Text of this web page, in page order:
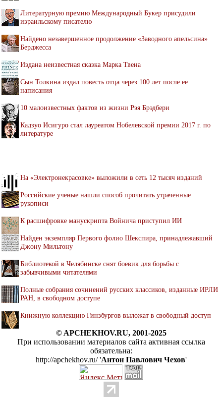
Литературную премию Международный Букер присудили
израильскому писателю
Найдено незавершенное продолжение «Заводного апельсина»
Берджесса
Издана неизвестная сказка Марка Твена
Сын Толкина издал повесть отца через 100 лет после ее
написания
10 малоизвестных фактов из жизни Рэя Брэдбери
Кадзуо Исигуро стал лауреатом Нобелевской премии 2017 г. по
литературе
На «Электронекрасовке» выложили в сеть 12 тысяч изданий
Российские ученые нашли способ прочитать утраченные
рукописи
К расшифровке манускрипта Войнича приступил ИИ
Найден экземпляр Первого фолио Шекспира, принадлежавший
Джону Мильтону
Библиотекой в Челябинске снят боевик для борьбы с
забывчивыми читателями
Полные собрания сочинений русских классиков, изданные ИРЛИ
РАН, в свободном доступе
Книжную коллекцию Гинзбургов выложат в свободный доступ
© APCHEKHOV.RU, 2001-2025
При использовании материалов сайта активная ссылка
обязательна:
http://apchekhov.ru/ 'Антон Павлович Чехов'